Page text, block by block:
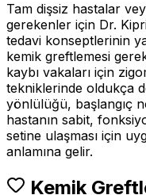
Tam dişsiz hastalar
gerekenler için Dr.
tedavi konseptlerinin
kemik greftlemesi
kaybı vakaları için
tekniklerinde oldukça
yönlülüğü, başlangıç
hastanın sabit,
setine ulaşması için
anlamına gelir.
Kemik